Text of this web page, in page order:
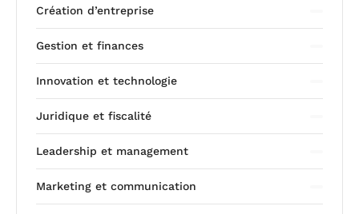
Création d’entreprise
Gestion et finances
Innovation et technologie
Juridique et fiscalité
Leadership et management
Marketing et communication